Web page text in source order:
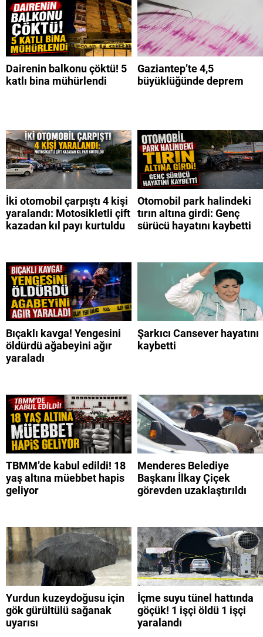
Dairenin balkonu çöktü! 5
katlı bina mühürlendi
Gaziantep’te 4,5
büyüklüğünde deprem
İki otomobil çarpıştı 4 kişi
yaralandı: Motosikletli çift
kazadan kıl payı kurtuldu
Otomobil park halindeki
tırın altına girdi: Genç
sürücü hayatını kaybetti
Bıçaklı kavga! Yengesini
öldürdü ağabeyini ağır
yaraladı
Şarkıcı Cansever hayatını
kaybetti
TBMM’de kabul edildi! 18
yaş altına müebbet hapis
geliyor
Menderes Belediye
Başkanı İlkay Çiçek
görevden uzaklaştırıldı
Yurdun kuzeydoğusu için
gök gürültülü sağanak
uyarısı
İçme suyu tünel hattında
göçük! 1 işçi öldü 1 işçi
yaralandı